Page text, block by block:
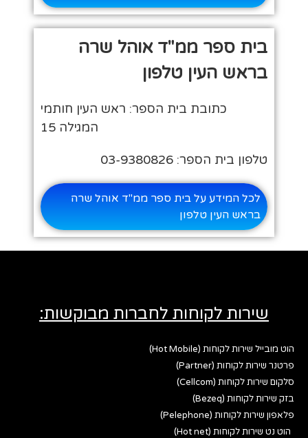
בית ספר ממ"ד אוהל שרה
בראש העין טלפון
כתובת בית הספר: ראש העין חותמי
המגילה 15
טלפון בית הספר: 03-9380826
לכל המידע על בית ספר ממ"ד אוהל שרה
בראש העין טלפון
שירות לקוחות לחברות מבוקשות:
הוט מובייל שירות לקוחות (Hot Mobile)
פרטנר שירות לקוחות (Partner)
סלקום שירות לקוחות (Cellcom)
בזק שירות לקוחות (Bezeq)
פלאפון שירות לקוחות (Pelephone)
הוט נט שירות לקוחות (Hot net)